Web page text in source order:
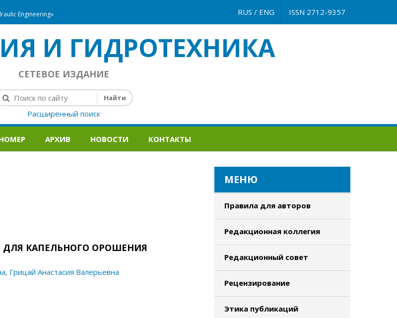
Engineering»
ISSN 2712-9357
RUS / ENG
И ГИДРОТЕХНИКА
СЕТЕВОЕ ИЗДАНИЕ
Расширенный поиск
АРХИВ НОВОСТИ КОНТАКТЫ
КАПЕЛЬНОГО ОРОШЕНИЯ
, Грицай Анастасия Валерьевна
МЕНЮ
Правила для авторов
Редакционная коллегия
Редакционный совет
Рецензирование
Этика публикаций